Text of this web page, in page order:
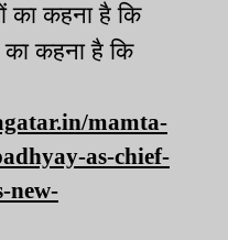
का कहना है कि
का कहना है कि
mamta-
as-chief-
new-